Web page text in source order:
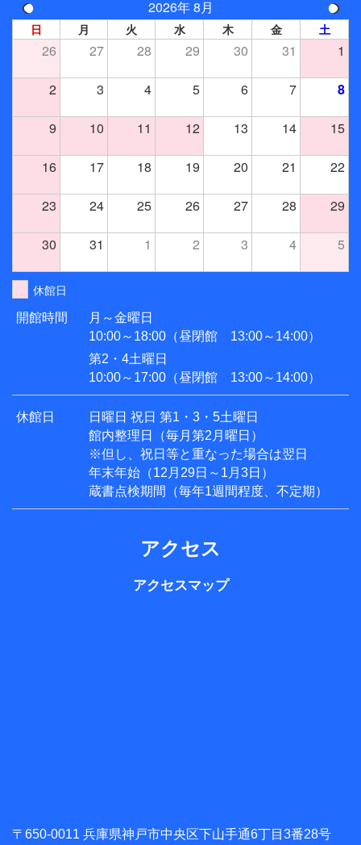
2026年 8月
日 月 火 水 木 金 土
26 27 28 29 30 31 1
2 3 4 5 6 7 8
9 10 11 12 13 14 15
16 17 18 19 20 21 22
23 24 25 26 27 28 29
30 31 1 2 3 4 5
休館日
開館時間
月～金曜日
10:00～18:00（昼閉館 13:00～14:00）
第2・4土曜日
10:00～17:00（昼閉館 13:00～14:00）
休館日
日曜日 祝日 第1・3・5土曜日
館内整理日（毎月第2月曜日）
※但し、祝日等と重なった場合は翌日
年末年始（12月29日～1月3日）
蔵書点検期間（毎年1週間程度、不定期）
アクセス
アクセスマップ
〒650-0011 兵庫県神戸市中央区下山手通6丁目3番28号